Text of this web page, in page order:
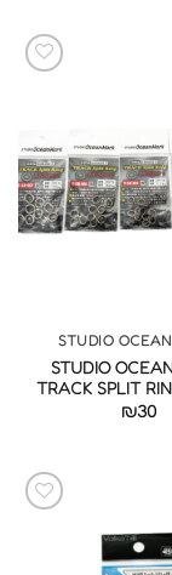
STUDIO
STUDIO
TRACK SPLIT
₪30